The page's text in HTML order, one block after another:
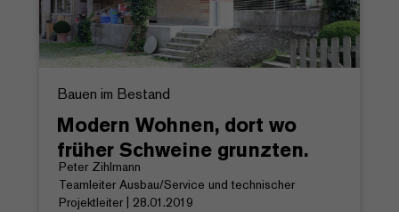
Bauen im Bestand
Modern Wohnen, dort wo
früher Schweine grunzten.
Peter Zihlmann
Teamleiter Ausbau/Service und technischer
Projektleiter | 28.01.2019